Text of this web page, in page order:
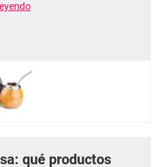
qué productos